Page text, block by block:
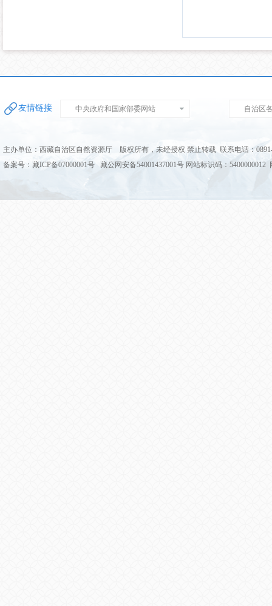
友情链接 中央政府和国家部委网站 自治区
主办单位：西藏自治区自然资源厅 版权所有，未经授权 禁止转载 联系电话：
备案号：藏ICP备07000001号 藏公网安备54001437001号 网站标识码：5400000012